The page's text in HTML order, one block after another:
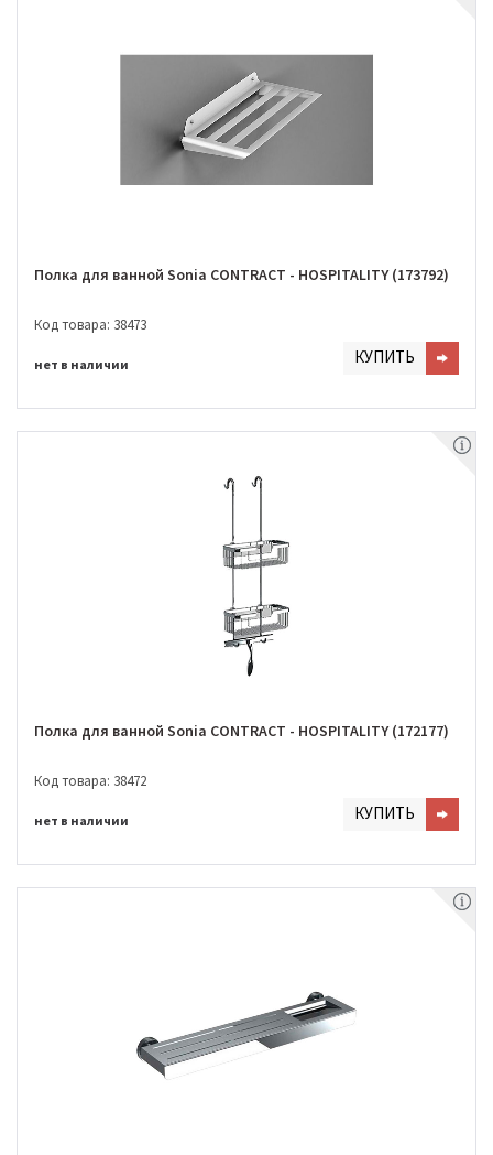
Полка для ванной Sonia CONTRACT - HOSPITALITY (173792)
Код товара: 38473
нет в наличии КУПИТЬ
Полка для ванной Sonia CONTRACT - HOSPITALITY (172177)
Код товара: 38472
нет в наличии КУПИТЬ